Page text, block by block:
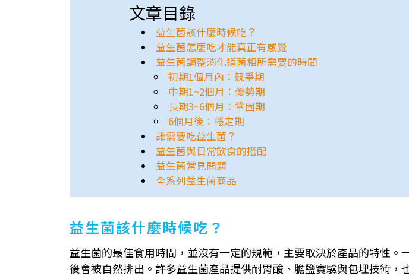
文章目錄
益生菌該什麼時候吃？
益生菌怎麼吃才能真正有感覺
益生菌調整消化道菌相所需要的時間
初期1個月內：競爭期
中期1~2個月：優勢期
長期3~6個月：鞏固期
6個月後：穩定期
誰需要吃益生菌？
益生菌與日常飲食的搭配
益生菌常見問題
全系列益生菌商品
益生菌該什麼時候吃？
益生菌的最佳食用時間，並沒有一定的規範，主要取決於產品的特性
後會被自然排出。許多益生菌產品提供耐胃酸、膽鹽實驗與包埋技術